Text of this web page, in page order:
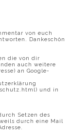
von euch
Dankeschön
die von dir
auch weitere
an Google-
und in
Setzen des
durch eine Mail